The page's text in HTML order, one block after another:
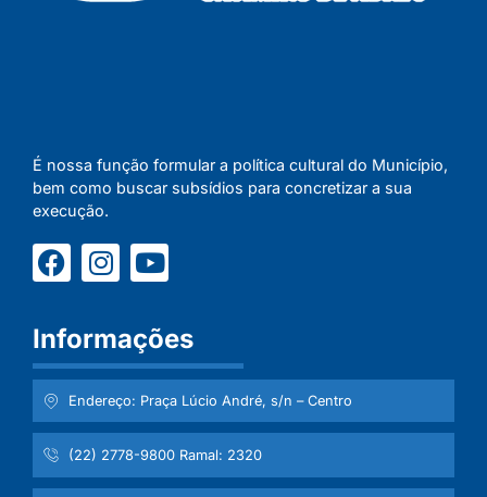
É nossa função formular a política cultural do Município,
bem como buscar subsídios para concretizar a sua
execução.
Informações
Endereço: Praça Lúcio André, s/n – Centro
(22) 2778-9800 Ramal: 2320